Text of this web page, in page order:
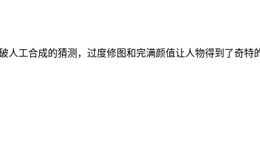
工合成的猜测，过度修图和完满颜值让人物得到了奇特